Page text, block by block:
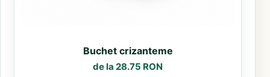
Buchet crizanteme
de la 28.75 RON